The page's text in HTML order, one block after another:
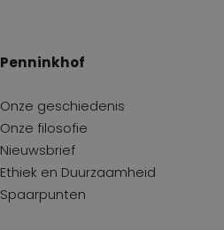
Penninkhof
Onze geschiedenis
Onze filosofie
Nieuwsbrief
Ethiek en Duurzaamheid
Spaarpunten